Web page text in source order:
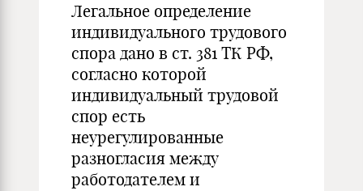
Легальное определение
индивидуального трудового
спора дано в ст. 381 ТК РФ,
согласно которой
индивидуальный трудовой
спор есть
неурегулированные
разногласия между
работодателем и